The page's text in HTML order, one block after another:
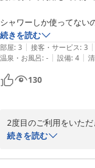
シャワーしか使ってない
えるシャワーは夜遅くに
部屋の広さなどは値段の
ありました。
部屋によっても違うので
か変な匂いがして、し
す。かけ布団も匂いが
事前連絡をしてなかった
続きを読む
部屋: 3 | 接客・サービス: 3 |
温泉・お風呂: - | 設備: 4 |
130
2度目のご利用をいただ
荷物のお預かりは事前
続きを読む